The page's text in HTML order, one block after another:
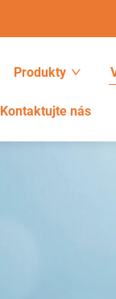
Produkty
Kontaktujte nás